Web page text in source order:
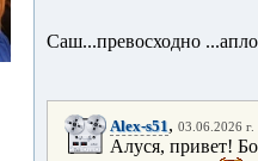
Саш...превосходно
Alex-s51, 03.06.2026 г.
Алуся, привет!